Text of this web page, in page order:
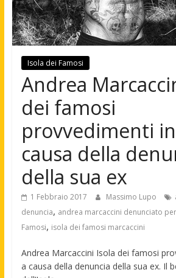
Isola dei Famosi
Andrea
dei famosi
provvedimenti
causa della
della sua ex
1 Febbraio 2017 Massimo Lupo
denuncia, andrea marcaccini denunciato
Famosi, isola dei famosi marcaccini
Andrea Marcaccini Isola dei famosi
a causa della denuncia della sua ex. Il